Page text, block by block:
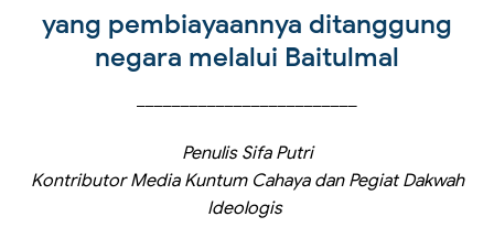
yang pembiayaannya ditanggung
negara melalui Baitulmal
Penulis Sifa Putri
Kontributor Media Kuntum Cahaya dan Pegiat Dakwah
Ideologis